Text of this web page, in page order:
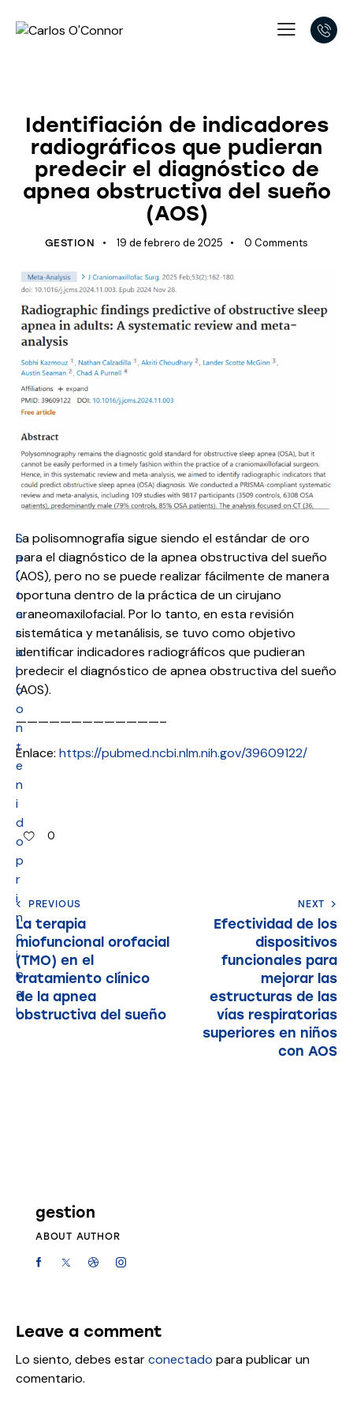
Identifiación de indicadores
radiográficos que pudieran
predecir el diagnóstico de
apnea obstructiva del sueño
(AOS)
GESTION 19 de febrero de 2025 0 Comments
S
a
l
t
a
r
a
l
c
o
n
t
e
n
i
d
o
p
r
i
n
c
i
p
a
l
La polisomnografía sigue siendo el estándar de oro
para el diagnóstico de la apnea obstructiva del sueño
(AOS), pero no se puede realizar fácilmente de manera
oportuna dentro de la práctica de un cirujano
craneomaxilofacial. Por lo tanto, en esta revisión
sistemática y metanálisis, se tuvo como objetivo
identificar indicadores radiográficos que pudieran
predecir el diagnóstico de apnea obstructiva del sueño
(AOS).
—————————————–
Enlace: https://pubmed.ncbi.nlm.nih.gov/39609122/
0
PREVIOUS
La terapia
miofuncional orofacial
(TMO) en el
tratamiento clínico
de la apnea
obstructiva del sueño
NEXT
Efectividad de los
dispositivos
funcionales para
mejorar las
estructuras de las
vías respiratorias
superiores en niños
con AOS
gestion
ABOUT AUTHOR
Leave a comment
Lo siento, debes estarconectado para publicar un
comentario.